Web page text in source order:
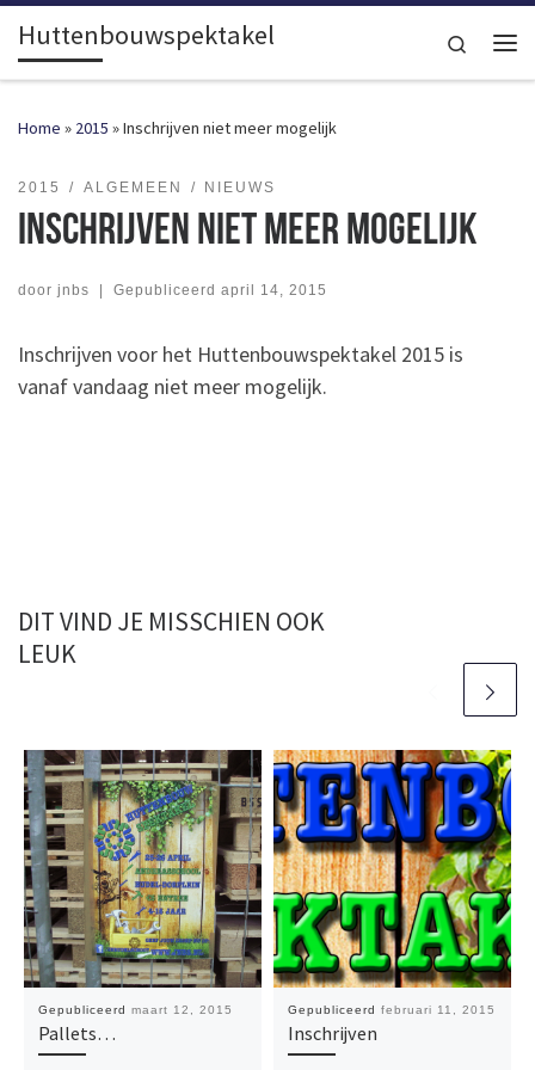
Ga naar inhoud
Huttenbouwspektakel
Search
Home » 2015 »Inschrijven niet meer mogelijk
2015 ALGEMEEN NIEUWS
Inschrijven niet meer mogelijk
door jnbs | Gepubliceerd april 14, 2015
Inschrijven voor het Huttenbouwspektakel 2015 is
vanaf vandaag niet meer mogelijk.
DIT VIND JE MISSCHIEN OOK
LEUK
Gepubliceerd maart 12, 2015
Pallets…
Gepubliceerd februari 11, 2015
Inschrijven